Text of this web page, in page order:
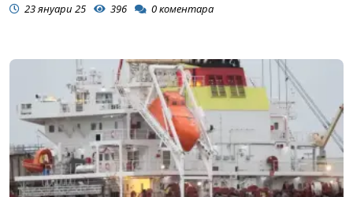
23 януари 25 396 0коментара